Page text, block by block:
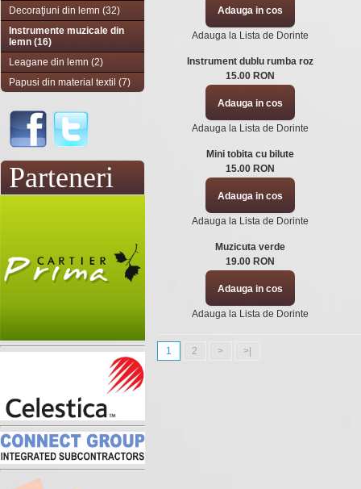
Decoraţiuni din lemn (32)
Instrumente muzicale din
lemn (16)
Leagane din lemn (2)
Papusi din material textil (7)
Parteneri
Adauga la Lista de Dorinte
Instrument dublu rumba roz
15.00 RON
Adauga la Lista de Dorinte
Mini tobita cu bilute
15.00 RON
Adauga la Lista de Dorinte
Muzicuta verde
19.00 RON
Adauga la Lista de Dorinte
1 2 > >|